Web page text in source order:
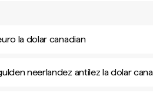
la dolar canadian
neerlandez antilez la dolar